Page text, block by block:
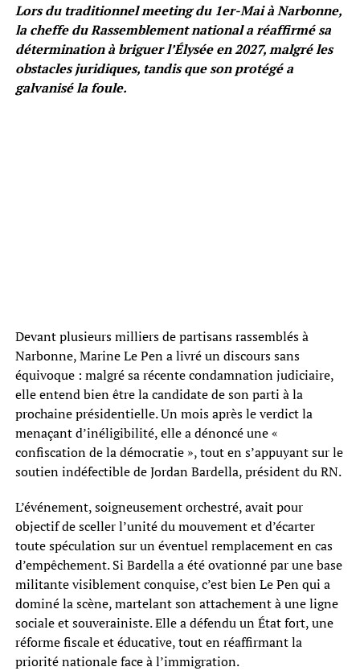
Lors du traditionnel meeting du 1er-Mai à Narbonne,
la cheffe du Rassemblement national a réaffirmé sa
détermination à briguer l’Élysée en 2027, malgré les
obstacles juridiques, tandis que son protégé a
galvanisé la foule.
Devant plusieurs milliers de partisans rassemblés à
Narbonne, Marine Le Pen a livré un discours sans
équivoque : malgré sa récente condamnation judiciaire,
elle entend bien être la candidate de son parti à la
prochaine présidentielle. Un mois après le verdict la
menaçant d’inéligibilité, elle a dénoncé une «
confiscation de la démocratie », tout en s’appuyant sur le
soutien indéfectible de Jordan Bardella, président du RN.
L’événement, soigneusement orchestré, avait pour
objectif de sceller l’unité du mouvement et d’écarter
toute spéculation sur un éventuel remplacement en cas
d’empêchement. Si Bardella a été ovationné par une base
militante visiblement conquise, c’est bien Le Pen qui a
dominé la scène, martelant son attachement à une ligne
sociale et souverainiste. Elle a défendu un État fort, une
réforme fiscale et éducative, tout en réaffirmant la
priorité nationale face à l’immigration.